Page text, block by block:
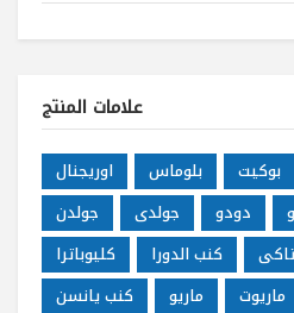
علامات المنتج
اوريجنال بلوماس بوكيت
جولدن
جولدى دودو
كليوباترا
كنب الدورا
كنب يانسن
ماريو ماريوت